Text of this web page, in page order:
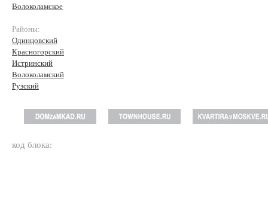
Волоколамское
Районы:
Одинцовский
Красногорский
Истринский
Волоколамский
Рузский
код блока: